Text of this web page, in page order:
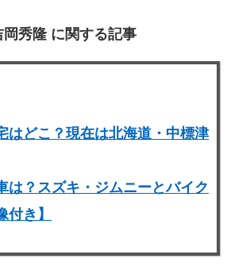
秀隆 に関する記事
はどこ？現在は北海道・中標津
は？スズキ・ジムニーとバイク
付き】